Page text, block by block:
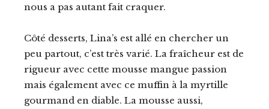
nous a pas autant fait craquer.
Côté desserts, Lina’s est allé en chercher un
peu partout, c’est très varié. La fraîcheur est de
rigueur avec cette mousse mangue passion
mais également avec ce muffin à la myrtille
gourmand en diable. La mousse aussi,